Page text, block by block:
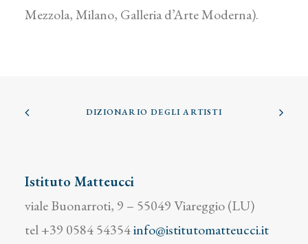
Mezzola, Milano, Galleria d’Arte Moderna).
DIZIONARIO DEGLI ARTISTI
Istituto Matteucci
viale Buonarroti, 9 – 55049 Viareggio (LU)
tel +39 0584 54354info@istitutomatteucci.it